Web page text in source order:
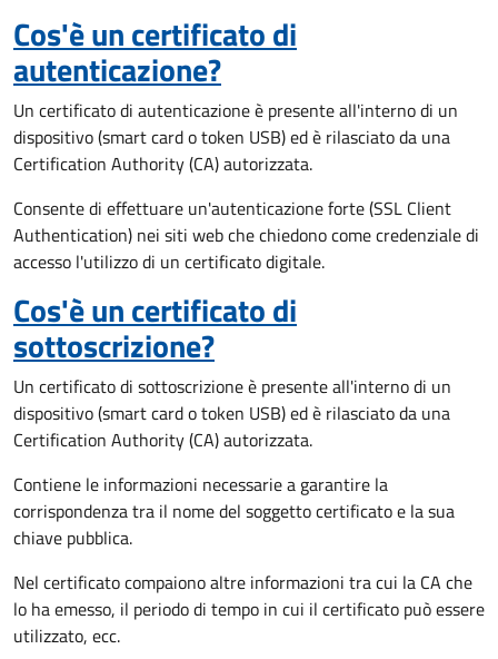
Cos'è un certificato di
autenticazione?
Un certificato di autenticazione è presente all'interno di un
dispositivo (smart card o token USB) ed è rilasciato da una
Certification Authority (CA) autorizzata.
Consente di effettuare un'autenticazione forte (SSL Client
Authentication) nei siti web che chiedono come credenziale di
accesso l'utilizzo di un certificato digitale.
Cos'è un certificato di
sottoscrizione?
Un certificato di sottoscrizione è presente all'interno di un
dispositivo (smart card o token USB) ed è rilasciato da una
Certification Authority (CA) autorizzata.
Contiene le informazioni necessarie a garantire la
corrispondenza tra il nome del soggetto certificato e la sua
chiave pubblica.
Nel certificato compaiono altre informazioni tra cui la CA che
lo ha emesso, il periodo di tempo in cui il certificato può essere
utilizzato, ecc.